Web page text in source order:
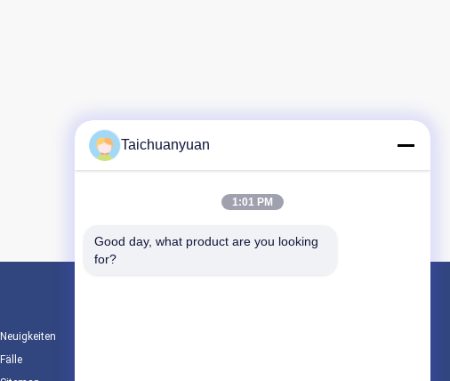
Neuigkeiten
Fälle
Taichuanyuan
1:01 PM
Good day, what product are you looking
for?